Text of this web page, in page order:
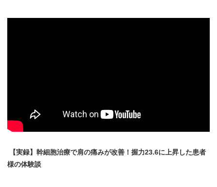
【実録】幹細胞治療で肩の痛みが改善！握力23.6に上昇した患者
様の体験談